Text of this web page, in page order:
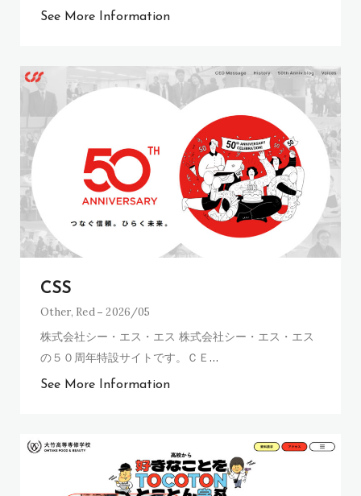
See More Information
CSS
Other, Red 2026/05
株式会社シー・エス・エス 株式会社シー・エス・エス
の５０周年特設サイトです。ＣＥ …
See More Information